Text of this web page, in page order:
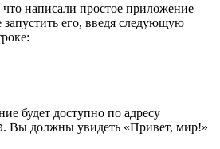
написали простое приложение
его, введя следующую
будет доступно по адресу
. Вы должны увидеть «Привет, мир!»